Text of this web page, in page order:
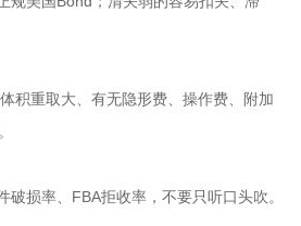
积重取大、有无隐形费、操作费、附加
损率、FBA拒收率，不要只听口头吹。